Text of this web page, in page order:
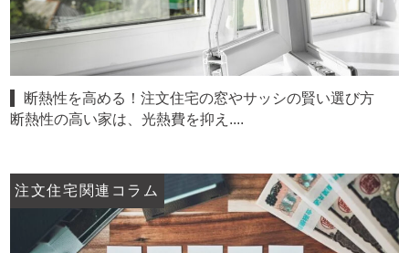
断熱性を高める！注文住宅の窓やサッシの賢い選び方
断熱性の高い家は、光熱費を抑え....
注文住宅関連コラム